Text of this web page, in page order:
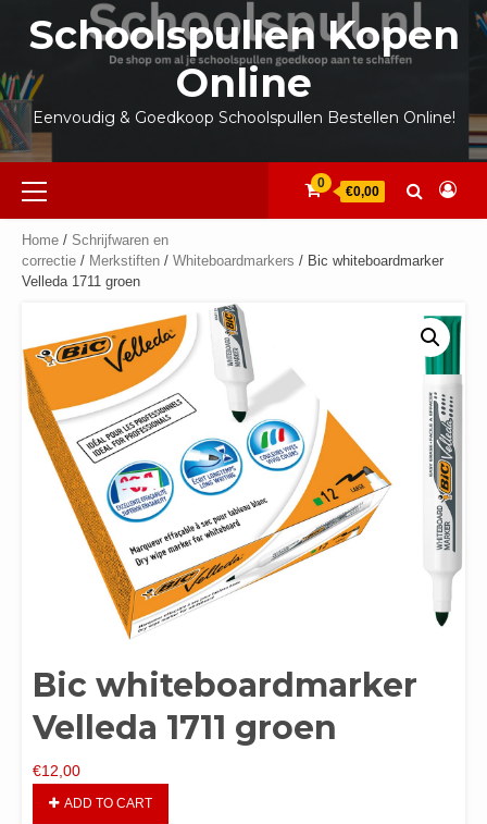
inhoud
Schoolspullen Kopen
Online
Eenvoudig & Goedkoop Schoolspullen Bestellen Online!
Primair
menu
0
€0,00
Home / Schrijfwaren en
correctie / Merkstiften / Whiteboardmarkers / Bic whiteboardmarker
Velleda 1711 groen
Bic whiteboardmarker
Velleda 1711 groen
€12,00
ADD TO CART